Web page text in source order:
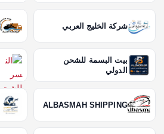
شركة الخليج العربي
بيت البسمة للشحن
الدولي
ALBASMAH SHIPPING